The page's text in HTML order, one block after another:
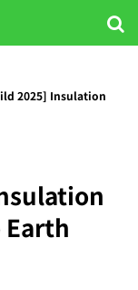
2025] Insulation